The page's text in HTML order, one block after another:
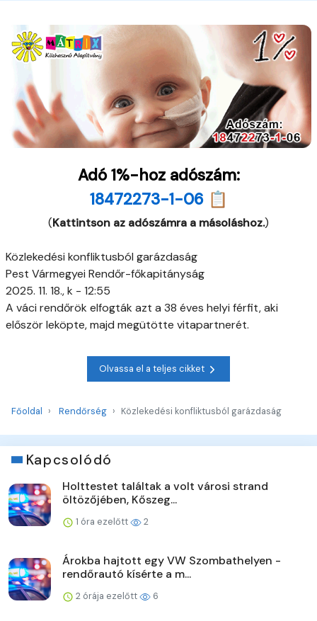
Adó 1%-hoz adószám:
18472273-1-06 📋
(Kattintson az adószámra a másoláshoz.)
Közlekedési konfliktusból garázdaság
Pest Vármegyei Rendőr-főkapitányság
2025. 11. 18., k - 12:55
A váci rendőrök elfogták azt a 38 éves helyi férfit, aki
először leköpte, majd megütötte vitapartnerét.
Olvassa el a teljes cikket
Főoldal Rendőrség Közlekedési konfliktusból garázdaság
Kapcsolódó
Holttestet találtak a volt városi strand
öltözőjében, Kőszeg...
1 óra ezelőtt 2
Árokba hajtott egy VW Szombathelyen -
rendőrautó kísérte a m...
2 órája ezelőtt 6